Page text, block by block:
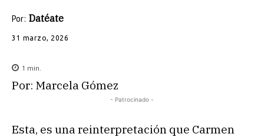
Por: Datéate
31 marzo, 2026
1 min.
Por: Marcela Gómez
- Patrocinado -
Esta, es una reinterpretación que Carmen